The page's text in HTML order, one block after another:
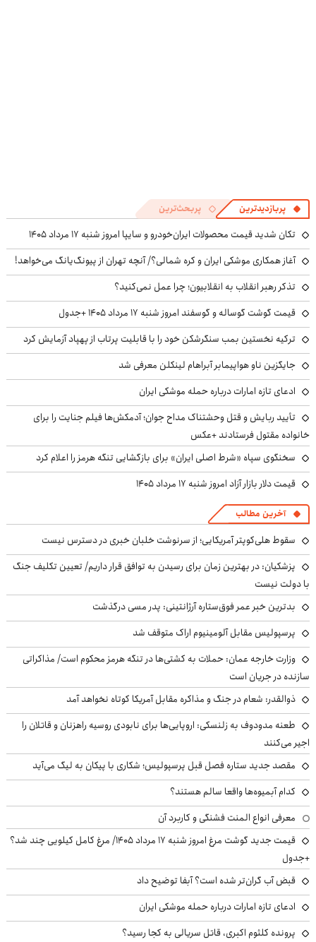
پربازدیدترین پربحث‌ترین
تکان شدید قیمت محصولات ایران‌خودرو و سایپا امروز شنبه ۱۷ مرداد ۱۴۰۵
آغاز همکاری موشکی ایران و کره شمالی؟/ آنچه تهران از پیونگ‌یانگ می‌خواهد!
تذکر رهبر انقلاب به انقلابیون؛ چرا عمل نمی‌کنید؟
قیمت گوشت گوساله و گوسفند امروز شنبه ۱۷ مرداد ۱۴۰۵ +جدول
ترکیه نخستین بمب سنگرشکن خود را با قابلیت پرتاب از پهپاد آزمایش کرد
جایگزین ناو هواپیمابر آبراهام لینکلن معرفی شد
ادعای تازه امارات درباره حمله موشکی ایران
تأیید ربایش و قتل وحشتناک مداح جوان؛ آدمکش‌ها فیلم جنایت را برای
خانواده مقتول فرستادند +عکس
سخنگوی سپاه «شرط اصلی ایران» برای بازگشایی تنگه هرمز را اعلام کرد
قیمت دلار بازار آزاد امروز شنبه ۱۷ مرداد ۱۴۰۵
آخرین مطالب
سقوط هلی‌کوپتر آمریکایی؛ از سرنوشت خلبان خبری در دسترس نیست
پزشکیان‌: در بهترین زمان برای رسیدن به توافق قرار داریم/ تعیین تکلیف جنگ
با دولت نیست
بدترین خبر عمر فوق‌ستاره آرژانتینی: پدر مسی درگذشت
پرسپولیس مقابل آلومینیوم اراک متوقف شد
وزارت خارجه عمان: حملات به کشتی‌ها در تنگه هرمز محکوم است/ مذاکراتی
سازنده در جریان است
ذوالقدر: شعام در جنگ و مذاکره مقابل آمریکا کوتاه نخواهد آمد
طعنه مدودوف به زلنسکی: اروپایی‌ها برای نابودی روسیه راهزنان و قاتلان را
اجیر می‌کنند
مقصد جدید ستاره فصل قبل پرسپولیس؛ شکاری با پیکان به لیگ می‌آید
کدام آبمیوه‌ها واقعا سالم هستند؟
معرفی انواع المنت فشنگی و کاربرد آن
قیمت جدید گوشت مرغ امروز شنبه ۱۷ مرداد ۱۴۰۵/ مرغ کامل کیلویی چند شد؟
+جدول
قبض آب گران‌تر شده است؟ آبفا توضیح داد
ادعای تازه امارات درباره حمله موشکی ایران
پرونده کلثوم اکبری، قاتل سریالی به کجا رسید؟